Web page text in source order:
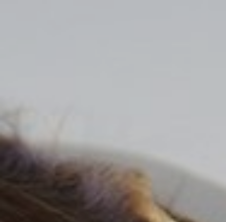
RIKU RAJALA
KATJA KAILA
LAURA HOTARI & LAURA NURMINEN